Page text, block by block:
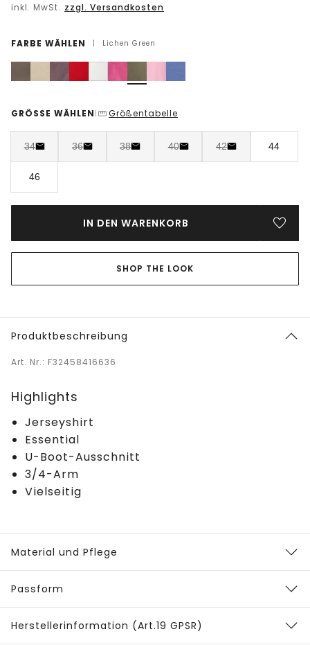
inkl. MwSt. zzgl. Versandkosten
FARBE WÄHLEN | Lichen Green
GRÖSSE WÄHLEN | Größentabelle
34 36 38 40 42 44
46
IN DEN WARENKORB
SHOP THE LOOK
Produktbeschreibung
Art. Nr.: F32458416636
Highlights
Jerseyshirt
Essential
U-Boot-Ausschnitt
3/4-Arm
Vielseitig
Material und Pflege
Passform
Herstellerinformation (Art.19 GPSR)